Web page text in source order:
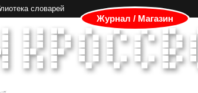
словарей
Журнал / Магазин